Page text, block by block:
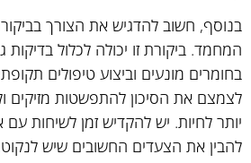
בנוסף, חשוב להדגיש את הצורך
המחמד. ביקורת זו יכולה לכלול בדיקות
בחומרים מונעים וביצוע טיפולים
לצמצם את הסיכון להתפשטות מזיקים
יותר לחיות. יש להקדיש זמן לשיחות
להבין את הצעדים החשובים שיש